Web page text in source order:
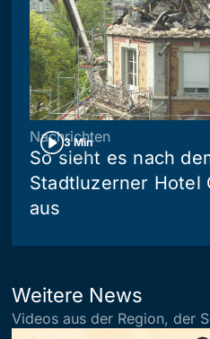
3 Min
Nachrichten
So sieht es nach
Stadtluzerner Hotel
aus
Weitere News
Videos aus der Region, der